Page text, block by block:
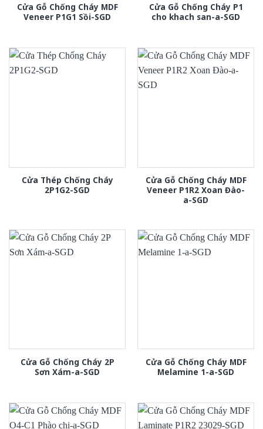
Cửa Gỗ Chống Cháy MDF
Veneer P1G1 Sồi-SGD
Cửa Gỗ Chống Cháy P1
cho khach san-a-SGD
Cửa Thép Chống Cháy
2P1G2-SGD
Cửa Gỗ Chống Cháy MDF
Veneer P1R2 Xoan Đào-
a-SGD
Cửa Gỗ Chống Cháy 2P
Sơn Xám-a-SGD
Cửa Gỗ Chống Cháy MDF
Melamine 1-a-SGD